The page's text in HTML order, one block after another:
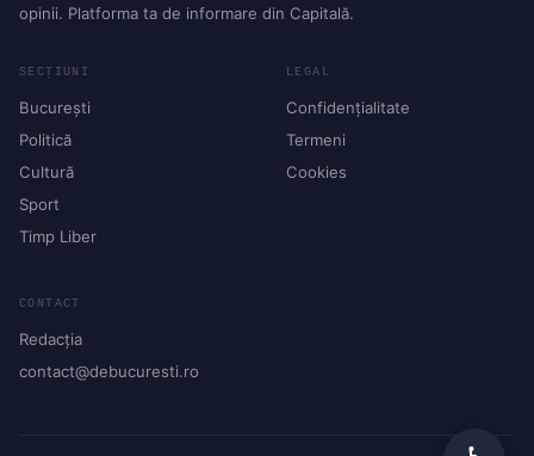
opinii. Platforma ta de informare din Capitală.
SECȚIUNI
București
Politică
Cultură
Sport
Timp Liber
LEGAL
Confidențialitate
Termeni
Cookies
CONTACT
Redacția
contact@debucuresti.ro